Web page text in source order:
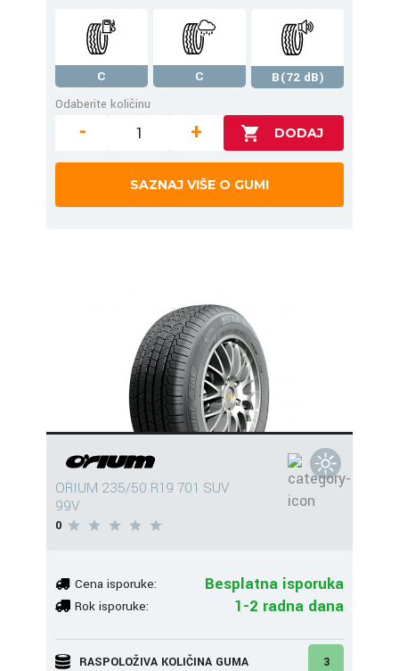
C C
B(72 dB)
Odaberite količinu
- +
SAZNAJ VIŠE O GUMI
ORIUM 235/50 R19 701 SUV
99V
0
Cena isporuke: Besplatna isporuka
Rok isporuke: 1-2 radna dana
RASPOLOŽIVA KOLIČINA GUMA 3